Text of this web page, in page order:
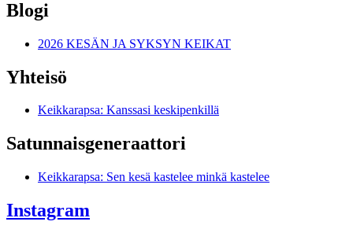
Blogi
2026 KESÄN JA SYKSYN KEIKAT
Yhteisö
Keikkarapsa: Kanssasi keskipenkillä
Satunnais­generaattori
Keikkarapsa: Sen kesä kastelee minkä kastelee
Instagram